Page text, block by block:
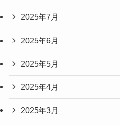
2025年7月
2025年6月
2025年5月
2025年4月
2025年3月